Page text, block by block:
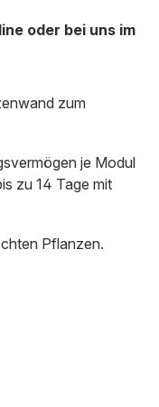
oder bei uns im
zum
je Modul
zu 14 Tage mit
Pflanzen.